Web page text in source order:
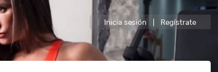
Inicia sesión Regístrate